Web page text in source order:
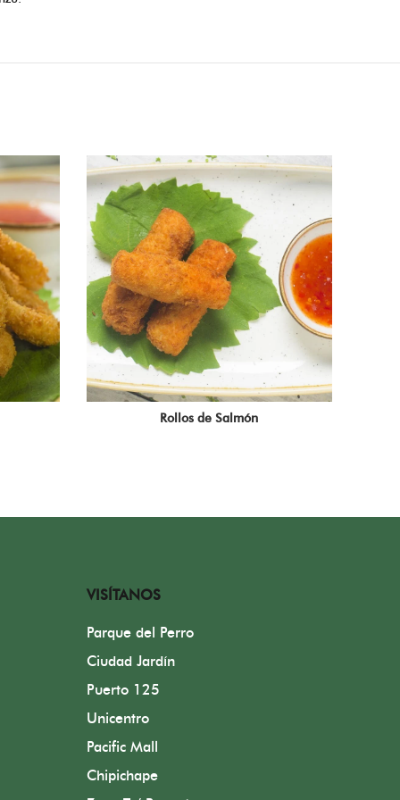
Rollos de Salmón
VISÍTANOS
Parque del Perro
Ciudad Jardín
Puerto 125
Unicentro
Pacific Mall
Chipichape